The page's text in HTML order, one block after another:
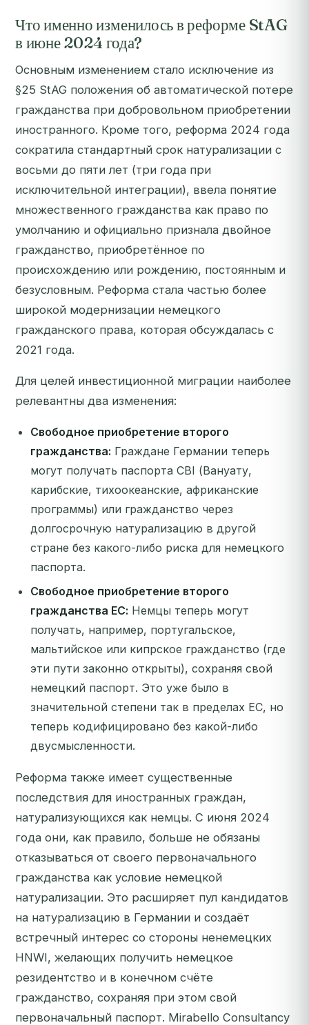
Что именно изменилось в реформе StAG
в июне 2024 года?
Основным изменением стало исключение из
§25 StAG положения об автоматической потере
гражданства при добровольном приобретении
иностранного. Кроме того, реформа 2024 года
сократила стандартный срок натурализации с
восьми до пяти лет (три года при
исключительной интеграции), ввела понятие
множественного гражданства как право по
умолчанию и официально признала двойное
гражданство, приобретённое по
происхождению или рождению, постоянным и
безусловным. Реформа стала частью более
широкой модернизации немецкого
гражданского права, которая обсуждалась с
2021 года.
Для целей инвестиционной миграции наиболее
релевантны два изменения:
Свободное приобретение второго
гражданства: Граждане Германии теперь
могут получать паспорта CBI (Вануату,
карибские, тихоокеанские, африканские
программы) или гражданство через
долгосрочную натурализацию в другой
стране без какого-либо риска для немецкого
паспорта.
Свободное приобретение второго
гражданства ЕС: Немцы теперь могут
получать, например, португальское,
мальтийское или кипрское гражданство (где
эти пути законно открыты), сохраняя свой
немецкий паспорт. Это уже было в
значительной степени так в пределах ЕС, но
теперь кодифицировано без какой-либо
двусмысленности.
Реформа также имеет существенные
последствия для иностранных граждан,
натурализующихся как немцы. С июня 2024
года они, как правило, больше не обязаны
отказываться от своего первоначального
гражданства как условие немецкой
натурализации. Это расширяет пул кандидатов
на натурализацию в Германии и создаёт
встречный интерес со стороны ненемецких
HNWI, желающих получить немецкое
резидентство и в конечном счёте
гражданство, сохраняя при этом свой
первоначальный паспорт. Mirabello Consultancy